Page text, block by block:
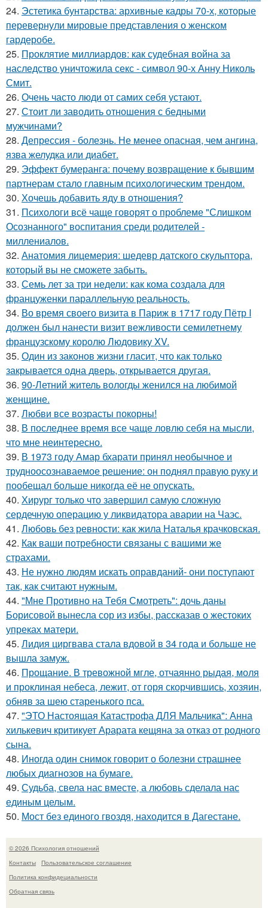
24. Эстетика бунтарства: архивные кадры 70-х, которые
перевернули мировые представления о женском
гардеробе.
25. Проклятие миллиардов: как судебная война за
наследство уничтожила секс - символ 90-х Анну Николь
Смит.
26. Очень часто люди от самих себя устают.
27. Стоит ли заводить отношения с бедными
мужчинами?
28. Депрессия - болезнь. Не менее опасная, чем ангина,
язва желудка или диабет.
29. Эффект бумеранга: почему возвращение к бывшим
партнерам стало главным психологическим трендом.
30. Хочешь добавить яду в отношения?
31. Психологи всё чаще говорят о проблеме "Слишком
Осознанного" воспитания среди родителей -
миллениалов.
32. Анатомия лицемерия: шедевр датского скульптора,
который вы не сможете забыть.
33. Семь лет за три недели: как кома создала для
француженки параллельную реальность.
34. Во время своего визита в Париж в 1717 году Пётр I
должен был нанести визит вежливости семилетнему
французскому королю Людовику XV.
35. Один из законов жизни гласит, что как только
закрывается одна дверь, открывается другая.
36. 90-Летний житель вологды женился на любимой
женщине.
37. Любви все возрасты покорны!
38. В последнее время все чаще ловлю себя на мысли,
что мне неинтересно.
39. В 1973 году Амар бхарати принял необычное и
трудноосознаваемое решение: он поднял правую руку и
пообещал больше никогда её не опускать.
40. Хирург только что завершил самую сложную
сердечную операцию у ликвидатора аварии на Чаэс.
41. Любовь без ревности: как жила Наталья крачковская.
42. Как ваши потребности связаны с вашими же
страхами.
43. Не нужно людям искать оправданий- они поступают
так, как считают нужным.
44. "Мне Противно на Тебя Смотреть": дочь даны
Борисовой вынесла сор из избы, рассказав о жестоких
упреках матери.
45. Лидия циргвава стала вдовой в 34 года и больше не
вышла замуж.
46. Прощание. В тревожной мгле, отчаянно рыдая, моля
и проклиная небеса, лежит, от горя скорчившись, хозяин,
обняв за шею старенького пса.
47. "ЭТО Настоящая Катастрофа ДЛЯ Мальчика": Анна
хилькевич критикует Арарата кещяна за отказ от родного
сына.
48. Иногда один снимок говорит о болезни страшнее
любых диагнозов на бумаге.
49. Судьба, свела нас вместе, а любовь сделала нас
единым целым.
50. Мост без единого гвоздя, находится в Дагестане.
© 2026 Психология отношений
Контакты
Пользовательское соглашение
Политика конфидециальности
Обратная связь